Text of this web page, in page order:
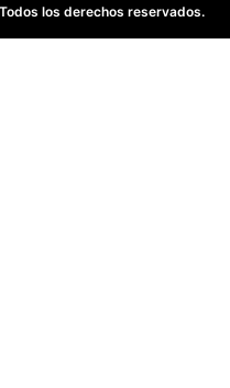
los derechos reservados.